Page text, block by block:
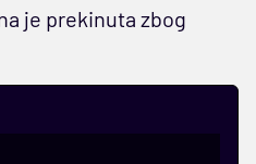
je prekinuta zbog